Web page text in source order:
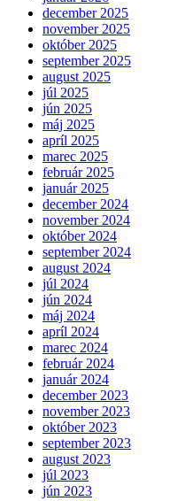
december 2025
november 2025
október 2025
september 2025
august 2025
júl 2025
jún 2025
máj 2025
apríl 2025
marec 2025
február 2025
január 2025
december 2024
november 2024
október 2024
september 2024
august 2024
júl 2024
jún 2024
máj 2024
apríl 2024
marec 2024
február 2024
január 2024
december 2023
november 2023
október 2023
september 2023
august 2023
júl 2023
jún 2023